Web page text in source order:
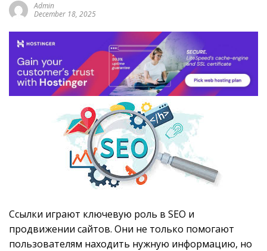
Admin
December 18, 2025
Ссылки играют ключевую роль в SEO и
продвижении сайтов. Они не только помогают
пользователям находить нужную информацию, но